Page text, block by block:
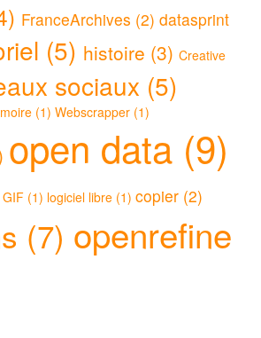
FranceArchives (2) datasprint
(5) histoire (3) Creative
sociaux (5)
(1) Webscrapper (1)
open data (9)
GIF (1) logiciel libre (1) copier (2)
(7) openrefine